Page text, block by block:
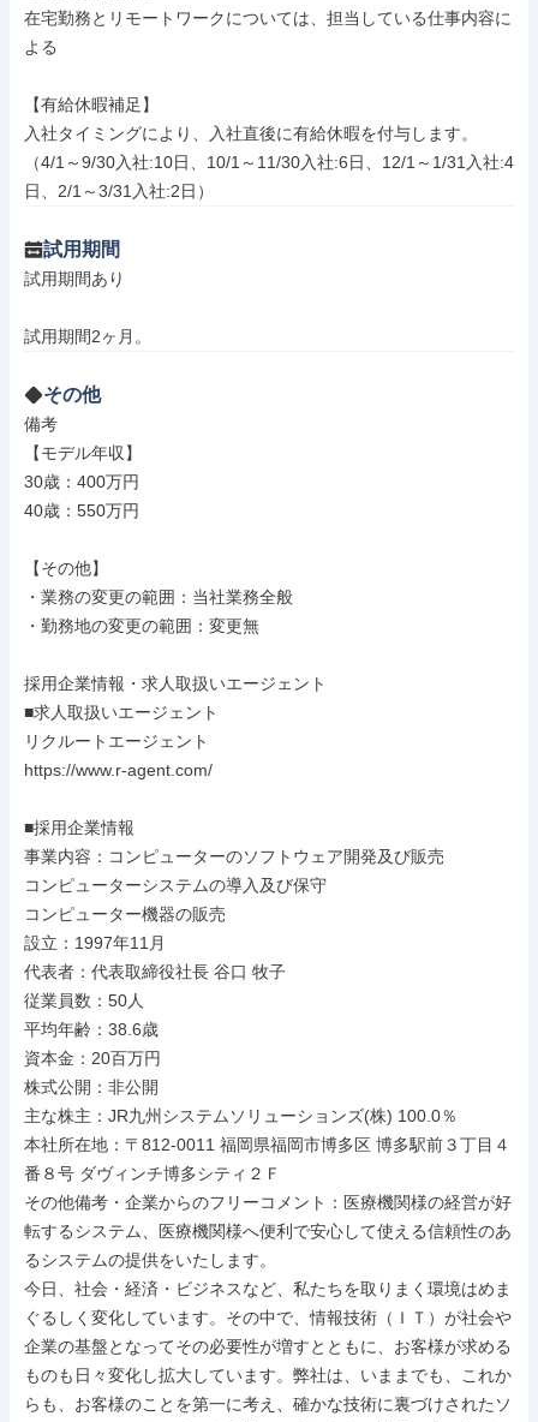
在宅勤務とリモートワークについては、担当している仕事内容に
よる
【有給休暇補足】
入社タイミングにより、入社直後に有給休暇を付与します。
（4/1～9/30入社:10日、10/1～11/30入社:6日、12/1～1/31入社:4
日、2/1～3/31入社:2日）
試用期間
試用期間あり
試用期間2ヶ月。
その他
備考
【モデル年収】
30歳：400万円
40歳：550万円
【その他】
・業務の変更の範囲：当社業務全般
・勤務地の変更の範囲：変更無
採用企業情報・求人取扱いエージェント
■求人取扱いエージェント
リクルートエージェント
https://www.r-agent.com/
■採用企業情報
事業内容：コンピューターのソフトウェア開発及び販売
コンピューターシステムの導入及び保守
コンピューター機器の販売
設立：1997年11月
代表者：代表取締役社長 谷口 牧子
従業員数：50人
平均年齢：38.6歳
資本金：20百万円
株式公開：非公開
主な株主：JR九州システムソリューションズ(株) 100.0％
本社所在地：〒812-0011 福岡県福岡市博多区 博多駅前３丁目４
番８号 ダヴィンチ博多シティ２Ｆ
その他備考・企業からのフリーコメント：医療機関様の経営が好
転するシステム、医療機関様へ便利で安心して使える信頼性のあ
るシステムの提供をいたします。
今日、社会・経済・ビジネスなど、私たちを取りまく環境はめま
ぐるしく変化しています。その中で、情報技術（ＩＴ）が社会や
企業の基盤となってその必要性が増すとともに、お客様が求める
ものも日々変化し拡大しています。弊社は、いままでも、これか
らも、お客様のことを第一に考え、確かな技術に裏づけされたソ